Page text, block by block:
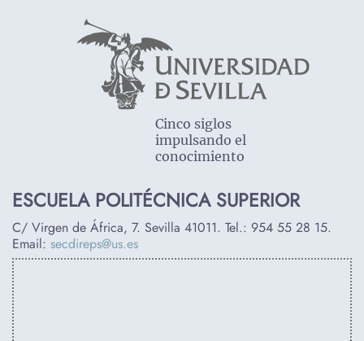
Cinco siglos
impulsando el
conocimiento
ESCUELA POLITÉCNICA SUPERIOR
C/ Virgen de África, 7. Sevilla 41011. Tel.: 954 55 28 15.
Email: secdireps@us.es